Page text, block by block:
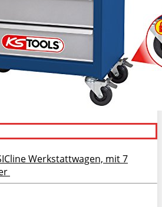
Werkstattwagen, mit 7